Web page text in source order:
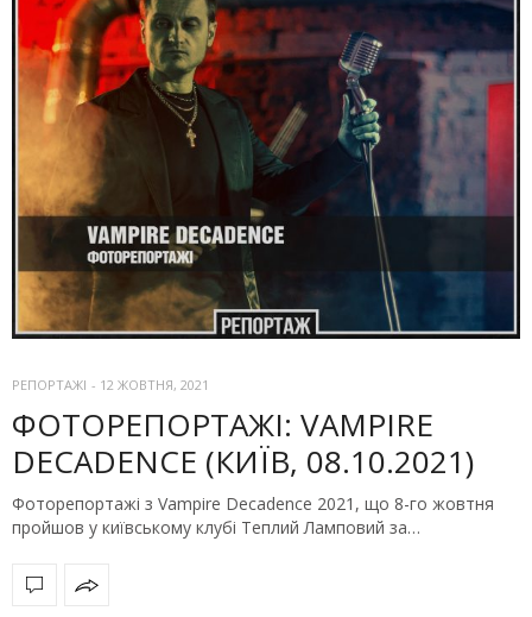
РЕПОРТАЖІ - 12 ЖОВТНЯ, 2021
ФОТОРЕПОРТАЖІ: VAMPIRE
DECADENCE (КИЇВ, 08.10.2021)
Фоторепортажі з Vampire Decadence 2021, що 8-го жовтня
пройшов у київському клубі Теплий Ламповий за…